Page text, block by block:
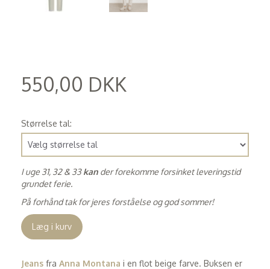
550,00 DKK
Størrelse tal:
I uge 31, 32 & 33kan der forekomme forsinket leveringstid
grundet ferie.
På forhånd tak for jeres forståelse og god sommer!
Læg i kurv
Jeans fra Anna Montana i en flot beige farve. Buksen er